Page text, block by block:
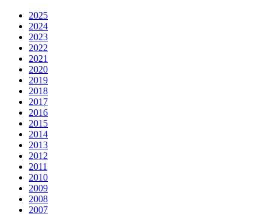
2025
2024
2023
2022
2021
2020
2019
2018
2017
2016
2015
2014
2013
2012
2011
2010
2009
2008
2007